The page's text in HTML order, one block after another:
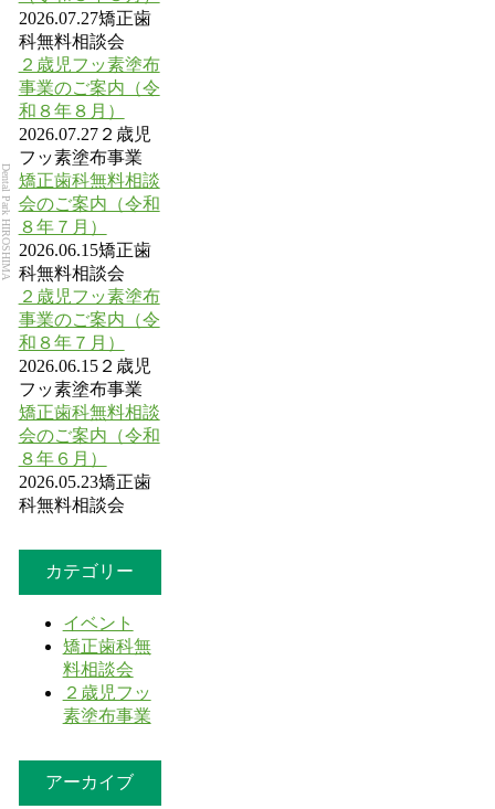
Dental Park HIROSHIMA
2026.07.27矯正歯
科無料相談会
２歳児フッ素塗布
事業のご案内（令
和８年８月）
2026.07.27２歳児
フッ素塗布事業
矯正歯科無料相談
会のご案内（令和
８年７月）
2026.06.15矯正歯
科無料相談会
２歳児フッ素塗布
事業のご案内（令
和８年７月）
2026.06.15２歳児
フッ素塗布事業
矯正歯科無料相談
会のご案内（令和
８年６月）
2026.05.23矯正歯
科無料相談会
カテゴリー
イベント
矯正歯科無
料相談会
２歳児フッ
素塗布事業
アーカイブ